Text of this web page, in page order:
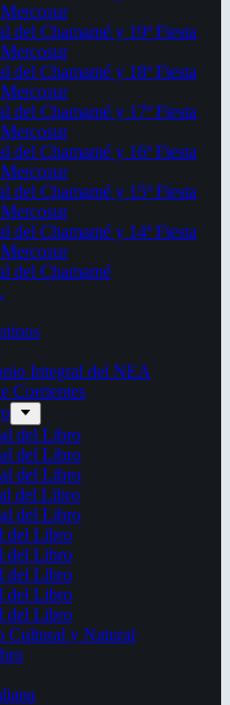
del Chamamé y 19ª Fiesta
del Chamamé y 18ª Fiesta
del Chamamé y 17ª Fiesta
del Chamamé y 16ª Fiesta
del Chamamé y 15ª Fiesta
del Chamamé y 14ª Fiesta
del Chamamé
Integral del NEA
Corrientes
del Libro
del Libro
del Libro
del Libro
del Libro
del Libro
del Libro
del Libro
del Libro
del Libro
Cultural y Natural